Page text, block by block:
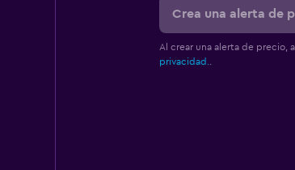
Crea una alerta de
Al crear una alerta de precio,
privacidad.